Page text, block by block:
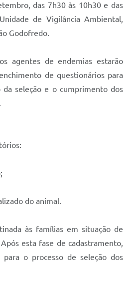
das 7h30 às 10h30 e das
de Vigilância Ambiental,
Godofredo.
agentes de endemias estarão
de questionários para
da seleção e o cumprimento dos
do animal.
às famílias em situação de
esta fase de cadastramento,
o processo de seleção dos